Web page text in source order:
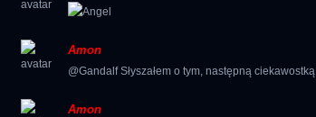
Amon
@Gandalf Słyszałem o tym, następną
Amon